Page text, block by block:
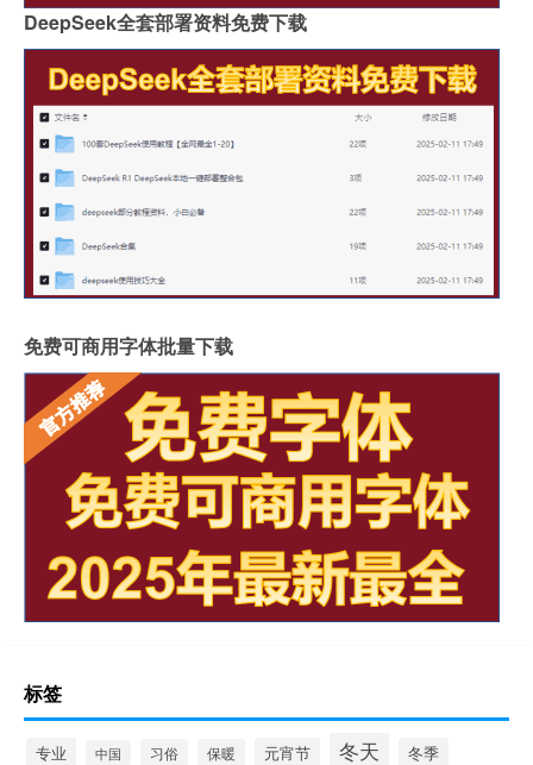
DeepSeek全套部署资料免费下载
免费可商用字体批量下载
标签
专业 中国 习俗 保暖 元宵节 冬天 冬季